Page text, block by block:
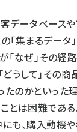
データベース
「集まるデー
「なぜ」その経
どうして」その
のかといった
とは困難である
も、購入動機